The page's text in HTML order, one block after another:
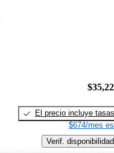
El precio incluye tasas
$674/mes
Verif. disponibilidad